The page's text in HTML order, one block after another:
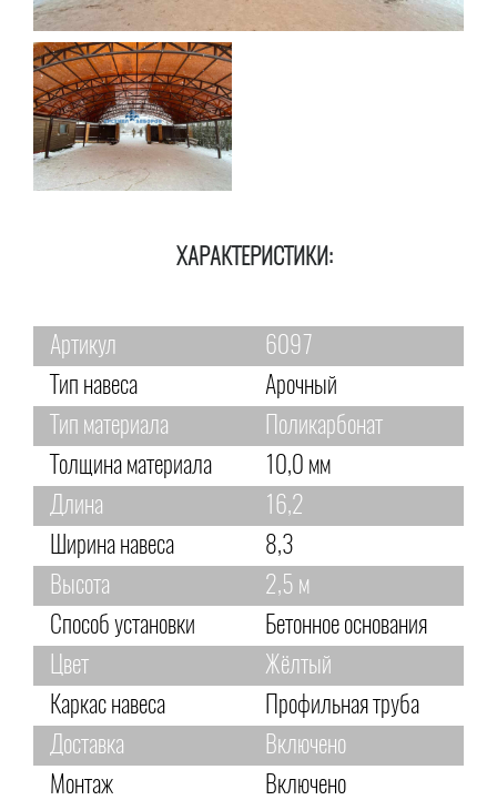
ХАРАКТЕРИСТИКИ:
Артикул
6097
Тип навеса
Арочный
Тип материала
Поликарбонат
Толщина материала
10,0 мм
Длина
16,2
Ширина навеса
8,3
Высота
2,5 м
Способ установки
Бетонное основания
Цвет
Жёлтый
Каркас навеса
Профильная труба
Доставка
Включено
Монтаж
Включено